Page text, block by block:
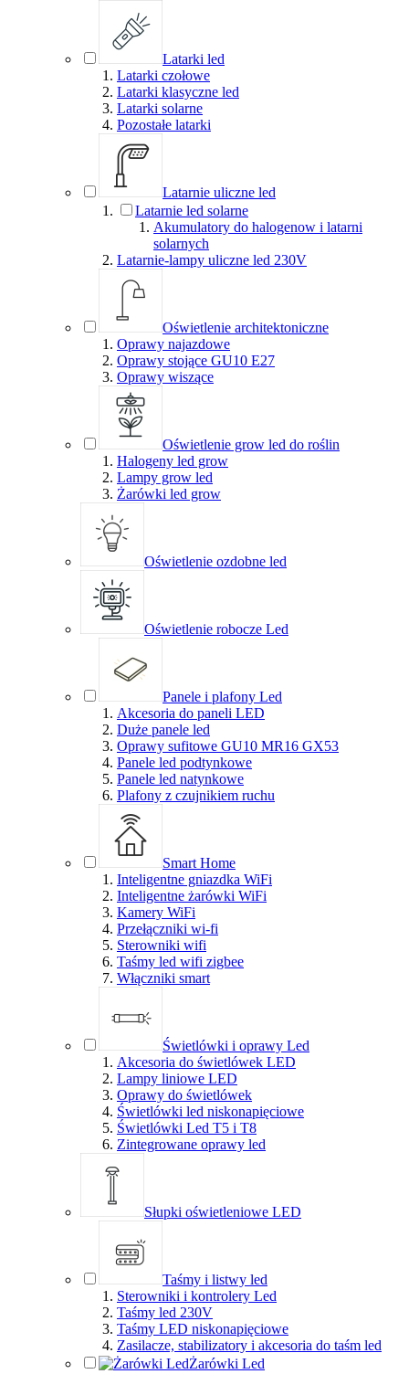
Latarki led
Latarki czołowe
Latarki klasyczne led
Latarki solarne
Pozostałe latarki
Latarnie uliczne led
Latarnie led solarne
Akumulatory do halogenow i latarni
solarnych
Latarnie-lampy uliczne led 230V
Oświetlenie architektoniczne
Oprawy najazdowe
Oprawy stojące GU10 E27
Oprawy wiszące
Oświetlenie grow led do roślin
Halogeny led grow
Lampy grow led
Żarówki led grow
Oświetlenie ozdobne led
Oświetlenie robocze Led
Panele i plafony Led
Akcesoria do paneli LED
Duże panele led
Oprawy sufitowe GU10 MR16 GX53
Panele led podtynkowe
Panele led natynkowe
Plafony z czujnikiem ruchu
Smart Home
Inteligentne gniazdka WiFi
Inteligentne żarówki WiFi
Kamery WiFi
Przełączniki wi-fi
Sterowniki wifi
Taśmy led wifi zigbee
Włączniki smart
Świetlówki i oprawy Led
Akcesoria do świetlówek LED
Lampy liniowe LED
Oprawy do świetlówek
Świetlówki led niskonapięciowe
Świetlówki Led T5 i T8
Zintegrowane oprawy led
Słupki oświetleniowe LED
Taśmy i listwy led
Sterowniki i kontrolery Led
Taśmy led 230V
Taśmy LED niskonapięciowe
Zasilacze, stabilizatory i akcesoria do taśm led
Żarówki Led